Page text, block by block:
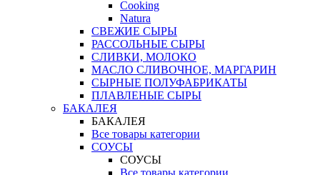
Cooking
Natura
СВЕЖИЕ СЫРЫ
РАССОЛЬНЫЕ СЫРЫ
СЛИВКИ, МОЛОКО
МАСЛО СЛИВОЧНОЕ, МАРГАРИН
СЫРНЫЕ ПОЛУФАБРИКАТЫ
ПЛАВЛЕНЫЕ СЫРЫ
БАКАЛЕЯ
БАКАЛЕЯ
Все товары категории
СОУСЫ
СОУСЫ
Все товары категории